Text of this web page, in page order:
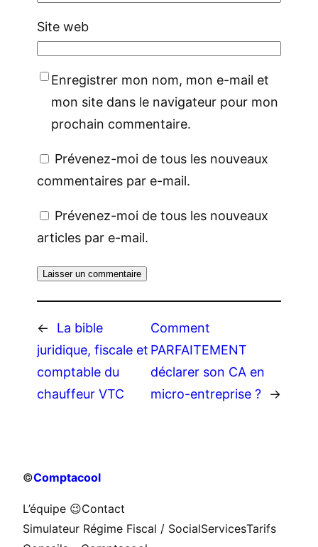
Site web
Enregistrer mon nom, mon e-mail et
mon site dans le navigateur pour mon
prochain commentaire.
Prévenez-moi de tous les nouveaux
commentaires par e-mail.
Prévenez-moi de tous les nouveaux
articles par e-mail.
←
La bible
juridique, fiscale et
comptable du
chauffeur VTC
Comment
PARFAITEMENT
déclarer son CA en
micro-entreprise ?
→
©Comptacool
L’équipe 😉Contact
Simulateur Régime Fiscal / SocialServicesTarifs